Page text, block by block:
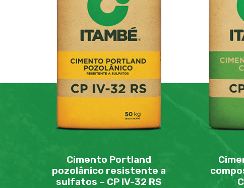
Cimento Portland
pozolânico resistente a
sulfatos – CP IV-32 RS